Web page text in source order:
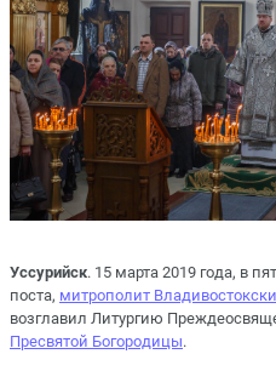
Уссурийск. 15 марта 2019 года, в
поста, митрополит
возглавил Литургию
Пресвятой Богородицы.